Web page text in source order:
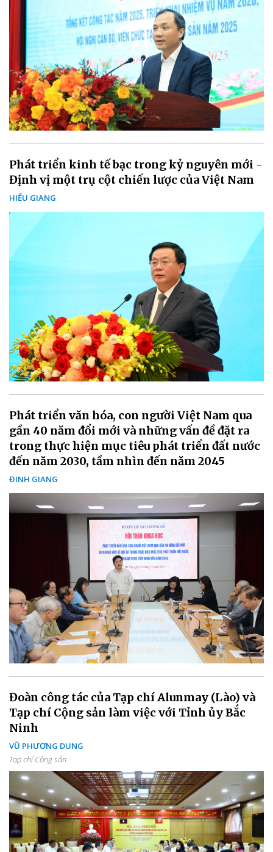
Phát triển kinh tế bạc trong kỷ nguyên mới -
Định vị một trụ cột chiến lược của Việt Nam
HIẾU GIANG
Phát triển văn hóa, con người Việt Nam qua
gần 40 năm đổi mới và những vấn đề đặt ra
trong thực hiện mục tiêu phát triển đất nước
đến năm 2030, tầm nhìn đến năm 2045
ĐINH GIANG
Đoàn công tác của Tạp chí Alunmay (Lào) và
Tạp chí Cộng sản làm việc với Tỉnh ủy Bắc
Ninh
VŨ PHƯƠNG DUNG
Tạp chí Cộng sản